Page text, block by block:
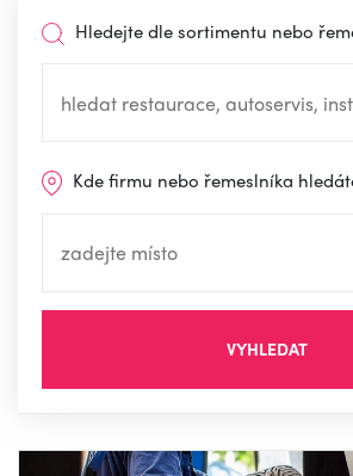
Hledejte dle sortimentu nebo
Kde firmu nebo řemeslníka
VYHLEDAT